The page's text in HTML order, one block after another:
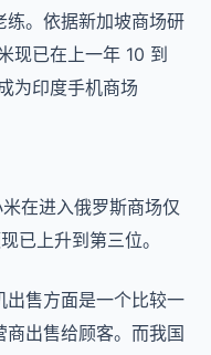
练。依据新加坡商场研
现已在上一年 10 到
为印度手机商场
在进入俄罗斯商场仅
已上升到第三位。
出售方面是一个比较一
出售给顾客。而我国